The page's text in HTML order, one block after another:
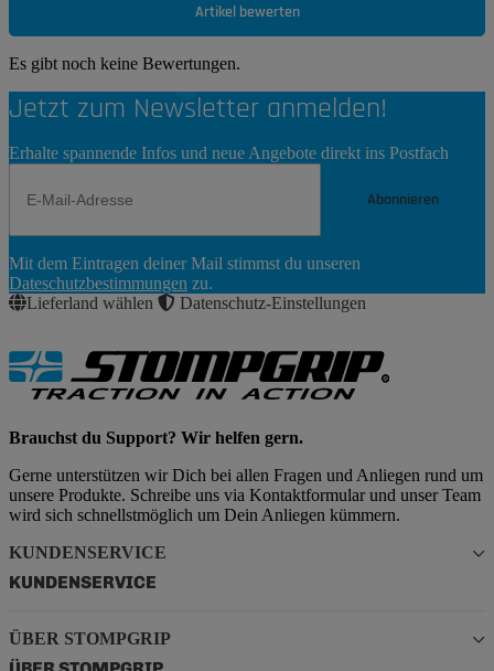
Artikel bewerten
Es gibt noch keine Bewertungen.
Jetzt zum Newsletter anmelden!
Erhalte spannende Infos und neue Angebote direkt ins Postfach
Abonnieren
Abonnieren
Mit dem Eintragen deiner Mail stimmst du unseren
Dateschutzbestimmungen zu.
Lieferland wählen
Datenschutz-Einstellungen
Brauchst du Support? Wir helfen gern.
Gerne unterstützen wir Dich bei allen Fragen und Anliegen rund um
unsere Produkte. Schreibe uns via Kontaktformular und unser Team
wird sich schnellstmöglich um Dein Anliegen kümmern.
KUNDENSERVICE
KUNDENSERVICE
ÜBER STOMPGRIP